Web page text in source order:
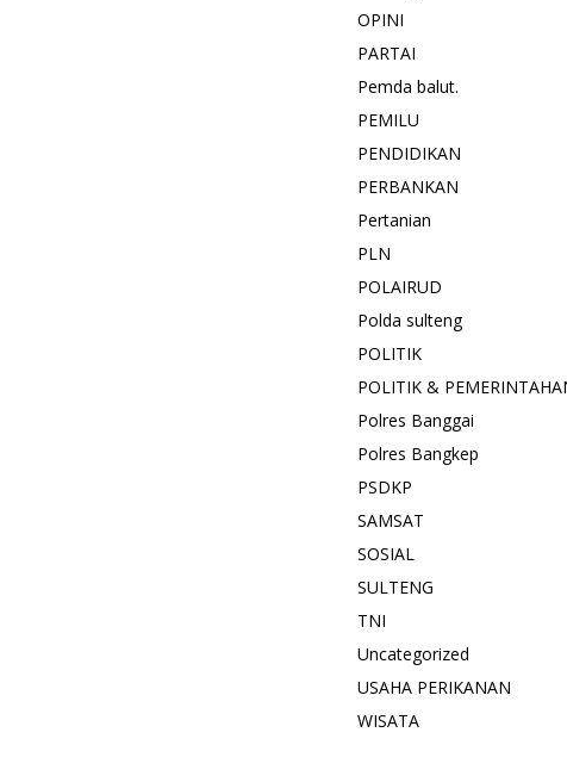
OPINI
PARTAI
Pemda balut.
PEMILU
PENDIDIKAN
PERBANKAN
Pertanian
PLN
POLAIRUD
Polda sulteng
POLITIK
POLITIK &
Polres Banggai
Polres Bangkep
PSDKP
SAMSAT
SOSIAL
SULTENG
TNI
Uncategorized
USAHA PERIKANAN
WISATA